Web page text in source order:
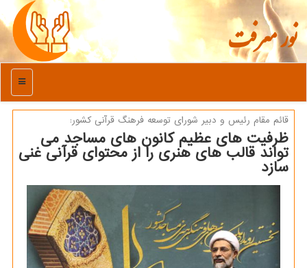
نور معرفت
منو
قائم مقام رئیس و دبیر شورای توسعه فرهنگ قرآنی كشور:
ظرفیت های عظیم كانون های مساجد می
تواند قالب های هنری را از محتوای قرآنی غنی
سازد